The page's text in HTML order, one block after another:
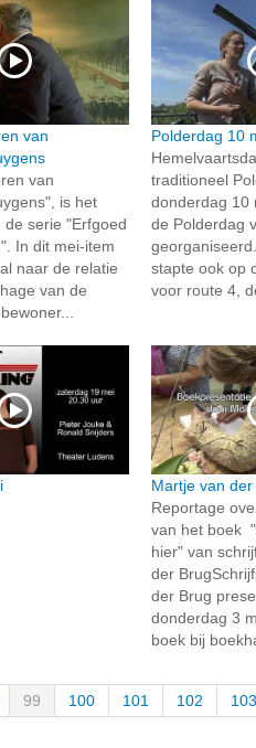
van
van
is het
de serie "Erfgoed
In dit mei-item
naar de relatie
van de
Polderdag 10
traditioneel
donderdag 10
de Polderdag
stapte ook op
voor route 4,
Martje van der
Reportage
van het boek
hier" van
der
der Brug
donderdag 3
boek bij
99 100 101 102 103